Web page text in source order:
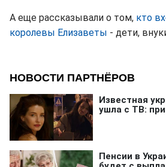
А еще рассказывали о том, кто
королевы Елизаветы - дети,